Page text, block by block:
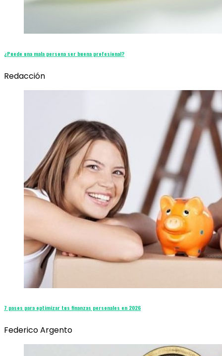
¿Puede una mala persona ser buena profesional?
Redacción
7 pasos para optimizar tus finanzas personales en 2026
Federico Argento